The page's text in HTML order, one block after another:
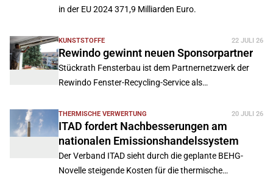
in der EU 2024 371,9 Milliarden Euro.
KUNSTSTOFFE 22 JULI 26
Rewindo gewinnt neuen Sponsorpartner
Stückrath Fensterbau ist dem Partnernetzwerk der
Rewindo Fenster-Recycling-Service als
zur Mertens Gruppe und unterstützt künftig das
Recycling ausgebauter PVC-Fenster.
THERMISCHE VERWERTUNG 20 JULI 26
ITAD fordert Nachbesserungen am
nationalen Emissionshandelssystem
Der Verband ITAD sieht durch die geplante BEHG-
Novelle steigende Kosten für die thermische